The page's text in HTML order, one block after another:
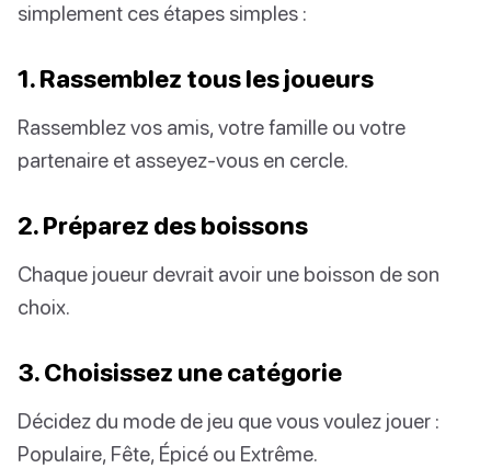
simplement ces étapes simples :
1. Rassemblez tous les joueurs
Rassemblez vos amis, votre famille ou votre
partenaire et asseyez-vous en cercle.
2. Préparez des boissons
Chaque joueur devrait avoir une boisson de son
choix.
3. Choisissez une catégorie
Décidez du mode de jeu que vous voulez jouer :
Populaire, Fête, Épicé ou Extrême.